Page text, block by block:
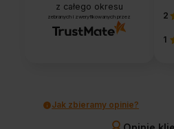
z całego okresu
zebranych i zweryfikowanych przez 2
1
Jak zbieramy opinie?